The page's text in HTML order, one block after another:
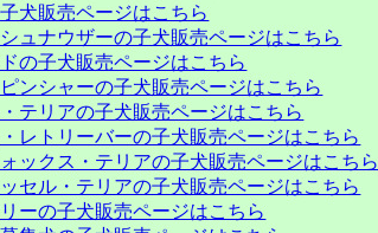
犬販売ページはこちら
ュナウザーの子犬販売ページはこちら
の子犬販売ページはこちら
ンシャーの子犬販売ページはこちら
テリアの子犬販売ページはこちら
レトリーバーの子犬販売ページはこちら
ックス・テリアの子犬販売ページはこちら
セル・テリアの子犬販売ページはこちら
ーの子犬販売ページはこちら